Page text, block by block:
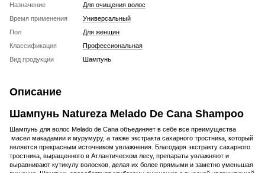
Назначение
Для очищения волос
Время применения
Универсальный
Пол
Для женщин
Классификация
Профессиональная
Вид продукции
Шампунь
Описание
Шампунь Natureza Melado De Cana Shampoo
Шампунь для волос Melado de Cana объединяет в себе все преимущества
масел макадамии и мурумуру, а также экстракта сахарного тростника, который
является прекрасным источником увлажнения. Благодаря экстракту сахарного
тростника, выращенного в Атлантическом лесу, препараты увлажняют и
выравнивают кутикулу волосков, делая их более прямыми и заметно уменьшая